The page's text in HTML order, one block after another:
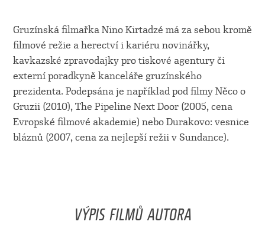
Gruzínská filmařka Nino Kirtadzé má za sebou kromě
filmové režie a herectví i kariéru novinářky,
kavkazské zpravodajky pro tiskové agentury či
externí poradkyně kanceláře gruzínského
prezidenta. Podepsána je například pod filmy Něco o
Gruzii (2010), The Pipeline Next Door (2005, cena
Evropské filmové akademie) nebo Durakovo: vesnice
bláznů (2007, cena za nejlepší režii v Sundance).
VÝPIS FILMŮ AUTORA